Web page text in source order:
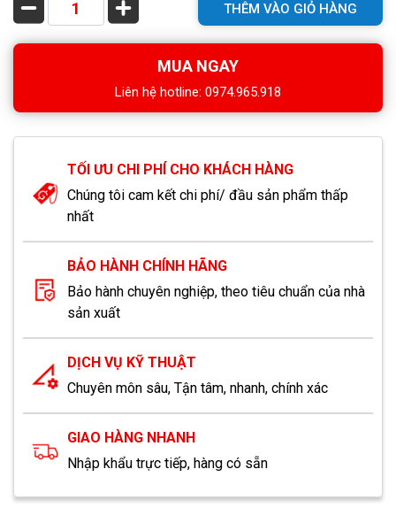
THÊM VÀO GIỎ HÀNG
MUA NGAY
Liên hệ hotline: 0974.965.918
TỐI ƯU CHI PHÍ CHO KHÁCH HÀNG
Chúng tôi cam kết chi phí/ đầu sản phẩm thấp
nhất
BẢO HÀNH CHÍNH HÃNG
Bảo hành chuyên nghiệp, theo tiêu chuẩn của nhà
sản xuất
DỊCH VỤ KỸ THUẬT
Chuyên môn sâu, Tận tâm, nhanh, chính xác
GIAO HÀNG NHANH
Nhập khẩu trực tiếp, hàng có sẵn